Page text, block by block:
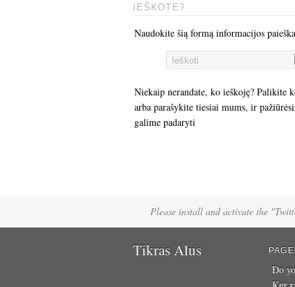
IEŠKOTE?
Naudokite šią formą informacijos
Niekaip nerandate, ko ieškoję? Palikite
arba parašykite tiesiai mums, ir
galime padaryti
Please install and activate the
Tikras Alus
Do